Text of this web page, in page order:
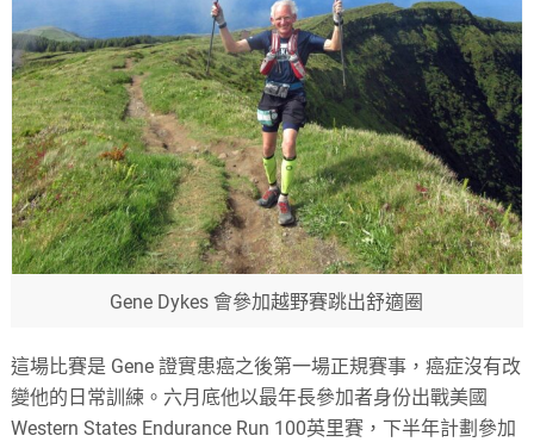
Gene Dykes 會參加越野賽跳出舒適圈
這場比賽是 Gene 證實患癌之後第一場正規賽事，癌症沒有改
變他的日常訓練。六月底他以最年長參加者身份出戰美國
Western States Endurance Run 100英里賽，下半年計劃參加